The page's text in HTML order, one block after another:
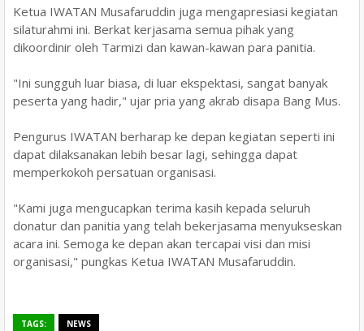
Ketua IWATAN Musafaruddin juga mengapresiasi kegiatan
silaturahmi ini. Berkat kerjasama semua pihak yang
dikoordinir oleh Tarmizi dan kawan-kawan para panitia.
"Ini sungguh luar biasa, di luar ekspektasi, sangat banyak
peserta yang hadir," ujar pria yang akrab disapa Bang Mus.
Pengurus IWATAN berharap ke depan kegiatan seperti ini
dapat dilaksanakan lebih besar lagi, sehingga dapat
memperkokoh persatuan organisasi.
"Kami juga mengucapkan terima kasih kepada seluruh
donatur dan panitia yang telah bekerjasama menyukseskan
acara ini. Semoga ke depan akan tercapai visi dan misi
organisasi," pungkas Ketua IWATAN Musafaruddin.
TAGS: NEWS